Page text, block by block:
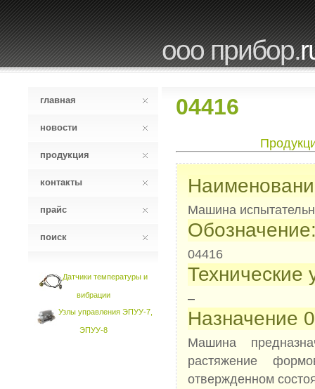
ооо прибор.
главная
новости
продукция
контакты
прайс
поиск
Датчики температуры и
вибрации
Узлы управления ЭПУУ-7,
ЭПУУ-8
04416
Машина
04416
Технические
–
Назначение
Машина
растяжение
отвержденном